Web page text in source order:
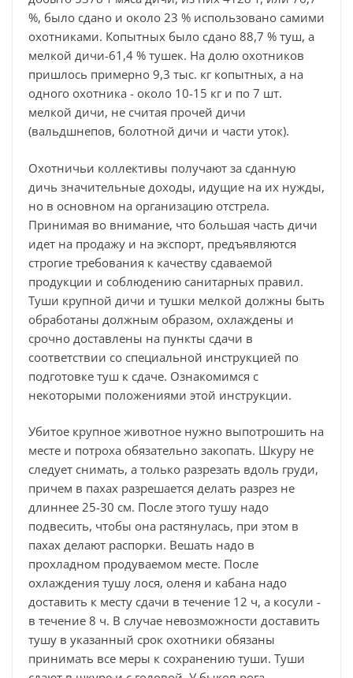
%, было сдано и около 23 % использовано самими
охотниками. Копытных было сдано 88,7 % туш, а
мелкой дичи-61,4 % тушек. На долю охотников
пришлось примерно 9,3 тыс. кг копытных, а на
одного охотника - около 10-15 кг и по 7 шт.
мелкой дичи, не считая прочей дичи
(вальдшнепов, болотной дичи и части уток).
Охотничьи коллективы получают за сданную
дичь значительные доходы, идущие на их нужды,
но в основном на организацию отстрела.
Принимая во внимание, что большая часть дичи
идет на продажу и на экспорт, предъявляются
строгие требования к качеству сдаваемой
продукции и соблюдению санитарных правил.
Туши крупной дичи и тушки мелкой должны быть
обработаны должным образом, охлаждены и
срочно доставлены на пункты сдачи в
соответствии со специальной инструкцией по
подготовке туш к сдаче. Ознакомимся с
некоторыми положениями этой инструкции.
Убитое крупное животное нужно выпотрошить на
месте и потроха обязательно закопать. Шкуру не
следует снимать, а только разрезать вдоль груди,
причем в пахах разрешается делать разрез не
длиннее 25-30 см. После этого тушу надо
подвесить, чтобы она растянулась, при этом в
пахах делают распорки. Вешать надо в
прохладном продуваемом месте. После
охлаждения тушу лося, оленя и кабана надо
доставить к месту сдачи в течение 12 ч, а косули -
в течение 8 ч. В случае невозможности доставить
тушу в указанный срок охотники обязаны
принимать все меры к сохранению туши. Туши